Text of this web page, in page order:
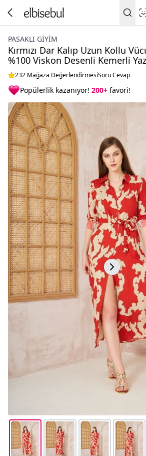
PASAKLI GIYIM
Kırmızı Dar Kalıp Uzun Kollu
%100 Viskon Desenli Kemerli
232 Mağaza DeğerlendirmesiSoru Cevap
Popülerlik kazanıyor! 200+ favori!